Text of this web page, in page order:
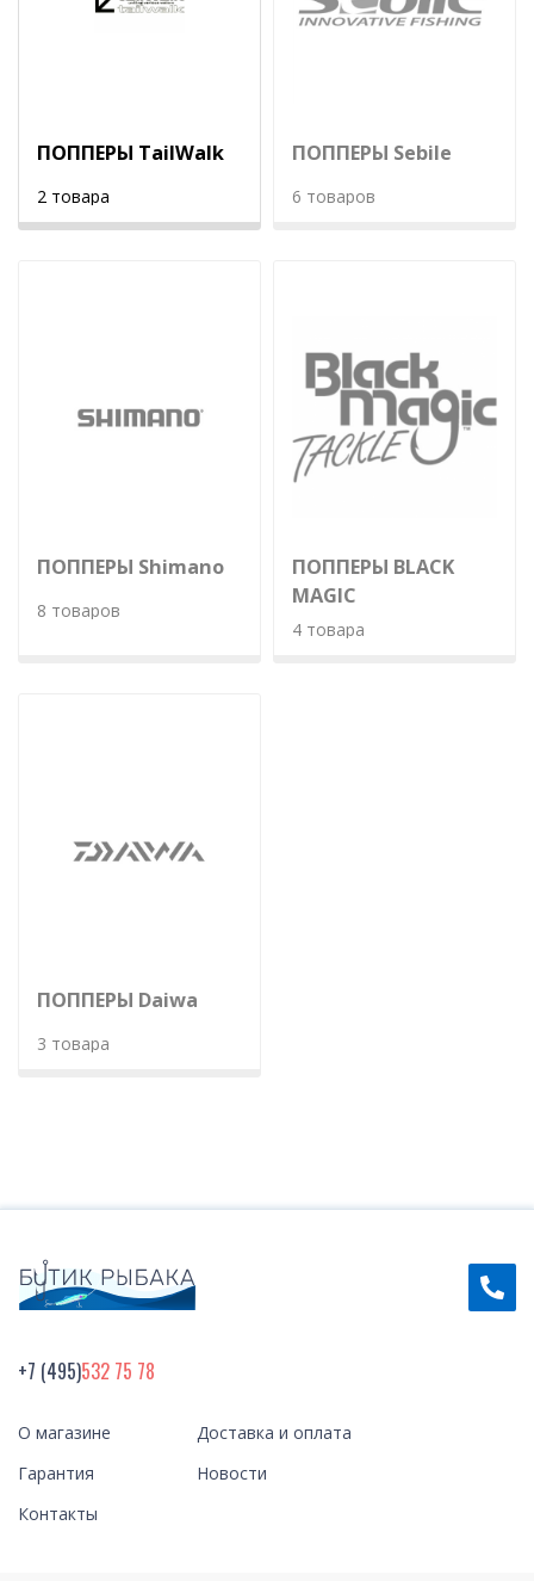
ПОППЕРЫ TailWalk
2 товара
ПОППЕРЫ Sebile
6 товаров
ПОППЕРЫ Shimano
8 товаров
ПОППЕРЫ BLACK
MAGIC
4 товара
ПОППЕРЫ Daiwa
3 товара
+7 (495)532 75 78
О магазине
Доставка и оплата
Гарантия
Новости
Контакты